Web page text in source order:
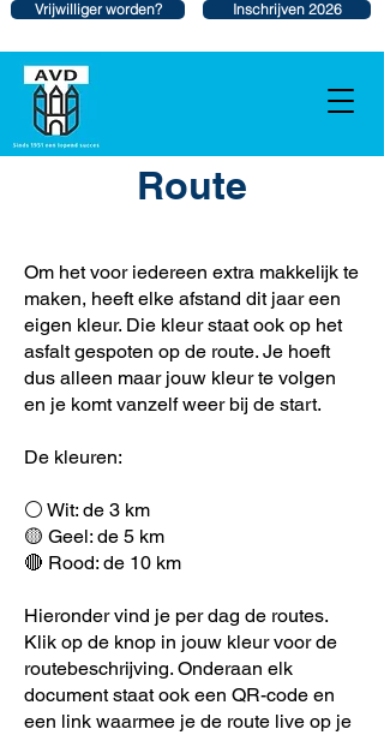
Inschrijven 2026
Vrijwilliger worden?
Route
Om het voor iedereen extra makkelijk te
maken, heeft elke afstand dit jaar een
eigen kleur. Die kleur staat ook op het
asfalt gespoten op de route. Je hoeft
dus alleen maar jouw kleur te volgen
en je komt vanzelf weer bij de start.
De kleuren:
⚪️ Wit: de 3 km
🟡 Geel: de 5 km
🔴 Rood: de 10 km
Hieronder vind je per dag de routes.
Klik op de knop in jouw kleur voor de
routebeschrijving. Onderaan elk
document staat ook een QR-code en
een link waarmee je de route live op je